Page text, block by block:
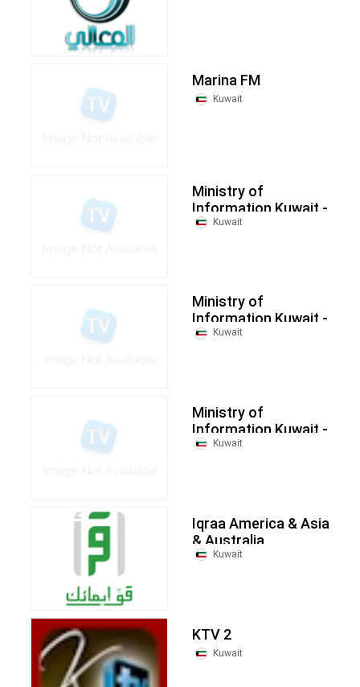
Marina FM
Kuwait
Ministry of
Information Kuwait -
KTV 5
Kuwait
Ministry of
Information Kuwait -
KTV 2
Kuwait
Ministry of
Information Kuwait -
KTV 3
Kuwait
Iqraa America & Asia
& Australia
Kuwait
KTV 2
Kuwait